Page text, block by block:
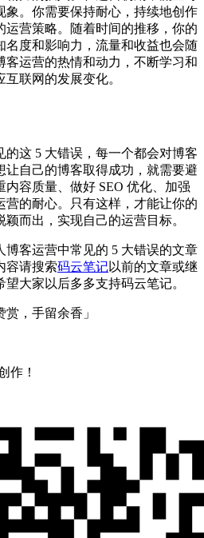
象。你需要保持耐心，持续地创作
运营策略。随着时间的推移，你的
名度和影响力，流量和收益也会随
客运营的热情和动力，不断学习和
联网的发展变化。
的这 5 大错误，每一个都会对博客
让自己的博客取得成功，就需要避
容质量、做好 SEO 优化、加强
营的耐心。只有这样，才能让你的
而出，实现自己的运营目标。
博客运营中常见的 5 大错误的文章
容请搜索码云笔记以前的文章或继
大家以后多多支持码云笔记。
赏，手留余香」
作！